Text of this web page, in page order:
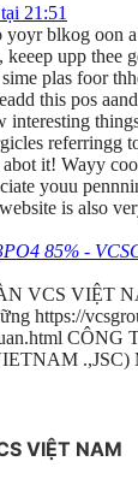
21:51
blkog oon
upp thee
plas foor
this pos
interesting
referringg
it! Wayy
youu
is also
85% -
VCS VIỆT
https://
CÔNG
VIỆT NAM